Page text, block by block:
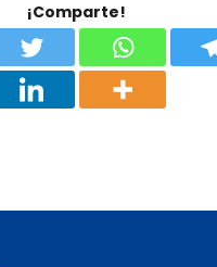
¡Comparte!